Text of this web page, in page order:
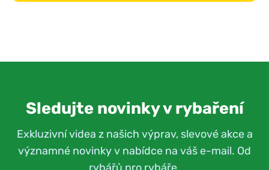
Sledujte novinky v rybaření
Exkluzivní videa z našich výprav, slevové akce a
významné novinky v nabídce na váš e-mail. Od